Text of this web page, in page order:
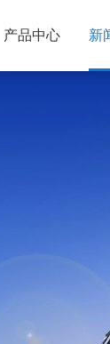
产品中心 新